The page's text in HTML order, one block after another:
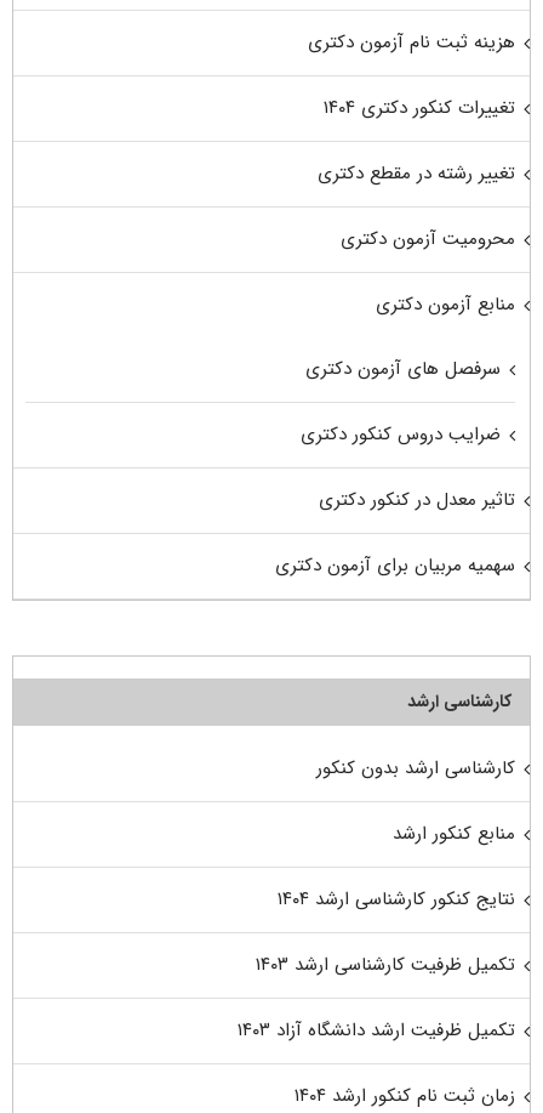
هزینه ثبت نام آزمون دکتری
تغییرات کنکور دکتری ۱۴۰۴
تغییر رشته در مقطع دکتری
محرومیت آزمون دکتری
منابع آزمون دکتری
سرفصل های آزمون دکتری
ضرایب دروس کنکور دکتری
تاثیر معدل در کنکور دکتری
سهمیه مربیان برای آزمون دکتری
کارشناسی ارشد
کارشناسی ارشد بدون کنکور
منابع کنکور ارشد
نتایج کنکور کارشناسی ارشد ۱۴۰۴
تکمیل ظرفیت کارشناسی ارشد ۱۴۰۳
تکمیل ظرفیت ارشد دانشگاه آزاد ۱۴۰۳
زمان ثبت نام کنکور ارشد ۱۴۰۴